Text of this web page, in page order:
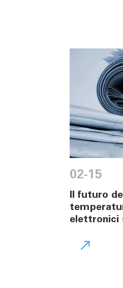
02-15
Il futuro
elettronici
